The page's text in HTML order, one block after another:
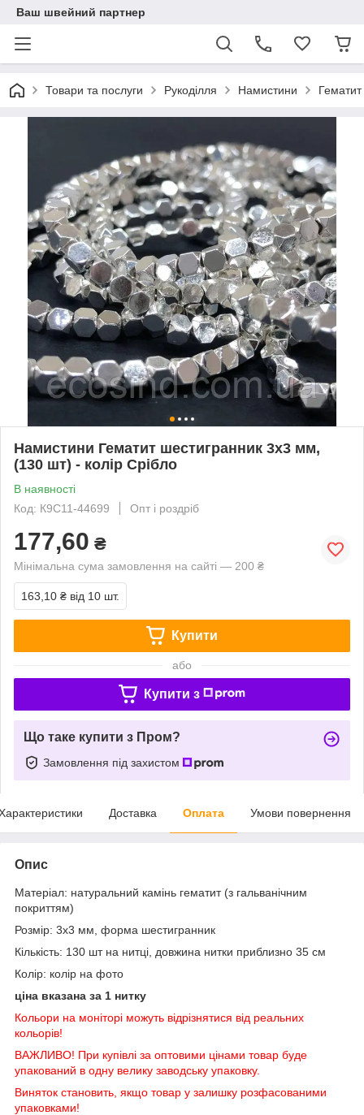
Ваш швейний партнер
Товари та послуги Рукоділля Намистини
Намистини Гематит шестигранник 3х3 мм,
(130 шт) - колір Срібло
В наявності
Код: К9С11-44699
Опт і роздріб
177,60 ₴
Мінімальна сума замовлення на сайті — 200 ₴
163,10 ₴ від 10 шт.
Купити
або
Купити з
Що таке купити з Пром?
Замовлення під захистом
Доставка Оплата Умови повернення
Опис
Матеріал: натуральний камінь гематит (з гальванічним
покриттям)
Розмір: 3х3 мм, форма шестигранник
Кількість: 130 шт на нитці, довжина нитки приблизно 35 см
Колір: колір на фото
ціна вказана за 1 нитку
Кольори на моніторі можуть відрізнятися від реальних
кольорів!
ВАЖЛИВО! При купівлі за оптовими цінами товар буде
упакований в одну велику заводську упаковку.
Виняток становить, якщо товар у залишку розфасованими
упаковками!